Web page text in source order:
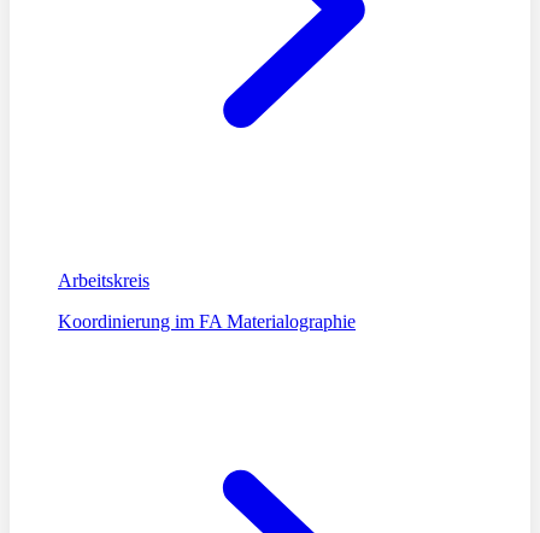
Arbeitskreis
Koordinierung im FA Materialographie